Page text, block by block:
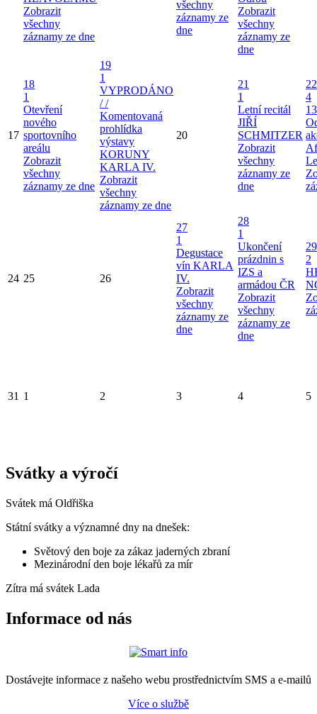
Zobrazit
všechny
záznamy ze dne
všechny
záznamy ze
dne
Zobrazit
všechny
záznamy ze
dne
17
18
1
Otevření
nového
sportovního
areálu
Zobrazit
všechny
záznamy ze dne
19
1
VYPRODÁNO
/ /
Komentovaná
prohlídka
výstavy
KORUNY
KARLA IV.
Zobrazit
všechny
záznamy ze dne
20
21
1
Letní recitál
JIŘÍ
SCHMITZER
Zobrazit
všechny
záznamy ze
dne
22
4
24 25 26
27
1
Degustace
vín KARLA
IV.
Zobrazit
všechny
záznamy ze
dne
28
1
Ukončení
prázdnin s
IZS a
armádou ČR
Zobrazit
všechny
záznamy ze
dne
29
2
31 1 2 3 4 5
Svátky a výročí
Svátek má Oldřiška
Státní svátky a významné dny na dnešek:
Světový den boje za zákaz jaderných zbraní
Mezinárodní den boje lékařů za mír
Zítra má svátek Lada
Informace od nás
Dostávejte informace z našeho webu prostřednictvím SMS a e-mailů
Více o službě